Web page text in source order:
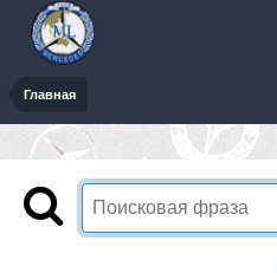
Главная